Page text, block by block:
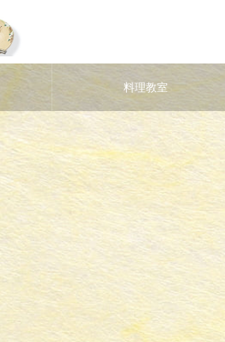
料理教室